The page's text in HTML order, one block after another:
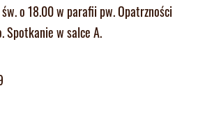
św. o 18.00 w parafii pw. Opatrzności
Spotkanie w salce A.